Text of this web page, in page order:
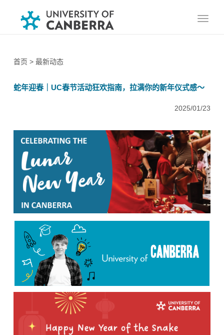
首页 > 最新动态
蛇年迎春｜UC春节活动狂欢指南，拉满你的新年仪式感～
2025/01/23